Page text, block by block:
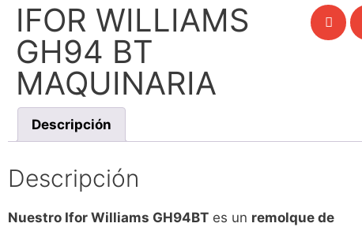
IFOR WILLIAMS
GH94 BT
MAQUINARIA
Descripción
Descripción
Nuestro Ifor Williams GH94BT es un remolque de